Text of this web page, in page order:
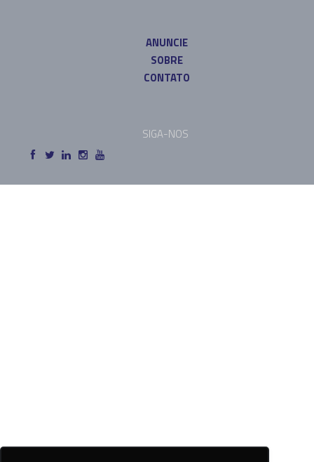
ANUNCIE
SOBRE
CONTATO
SIGA-NOS